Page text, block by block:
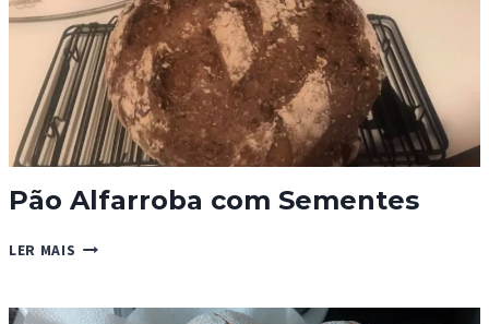
Pão Alfarroba com Sementes
LER MAIS PÃO
SEMENTES